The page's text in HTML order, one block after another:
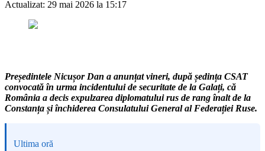
Actualizat: 29 mai 2026 la 15:17
Președintele Nicușor Dan a anunțat vineri, după ședința CSAT
convocată în urma incidentului de securitate de la Galați, că
România a decis expulzarea diplomatului rus de rang înalt de la
Constanța și închiderea Consulatului General al Federației Ruse.
Ultima oră